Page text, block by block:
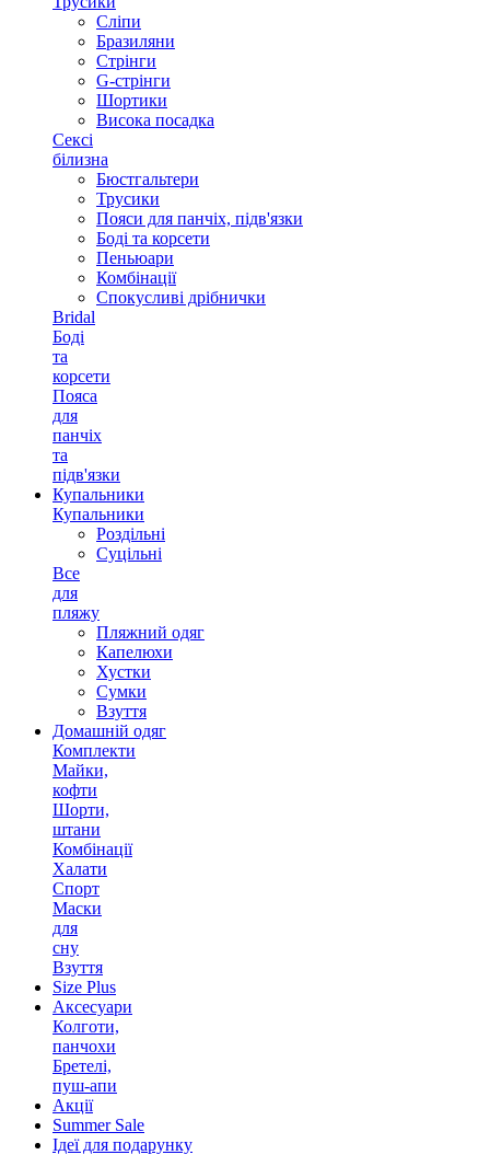
Сліпи
Бразиляни
Стрінги
G-стрінги
Шортики
Висока посадка
Сексі
білизна
Бюстгальтери
Трусики
Пояси для панчіх, підв'язки
Боді та корсети
Пеньюари
Комбінації
Спокусливі дрібнички
Bridal
Боді
та
корсети
Пояса
для
панчіх
та
підв'язки
Купальники
Купальники
Роздільні
Суцільні
Все
для
пляжу
Пляжний одяг
Капелюхи
Хустки
Сумки
Взуття
Домашній одяг
Комплекти
Майки,
кофти
Шорти,
штани
Комбінації
Халати
Спорт
Маски
для
сну
Взуття
Size Plus
Аксесуари
Колготи,
панчохи
Бретелі,
пуш-апи
Акції
Summer Sale
Ідеї для подарунку